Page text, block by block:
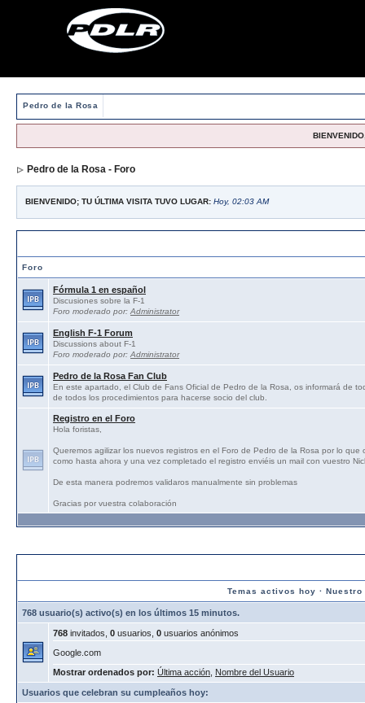
Pedro de la Rosa
Pedro de la Rosa - Foro
BIENVENIDO; TU ÚLTIMA VISITA TUVO LUGAR: Hoy, 02:03 AM
Foro
Fórmula 1 en español
Discusiones sobre la F-1
Foro moderado por: Administrator
English F-1 Forum
Discussions about F-1
Foro moderado por: Administrator
Pedro de la Rosa Fan Club
En este apartado, el Club de Fans Oficial de Pedro de la Rosa, os informará de
de todos los procedimientos para hacerse socio del club.
Registro en el Foro
Hola foristas,
Queremos agilizar los nuevos registros en el Foro de Pedro de la Rosa por lo
como hasta ahora y una vez completado el registro enviéis un mail con vuestro
De esta manera podremos validaros manualmente sin problemas
Gracias por vuestra colaboración
Temas activos hoy · Nuestro
768 usuario(s) activo(s) en los últimos 15 minutos.
768 invitados, 0 usuarios, 0 usuarios anónimos
Google.com
Mostrar ordenados por: Última acción Nombre del Usuario
Usuarios que celebran su cumpleaños hoy: